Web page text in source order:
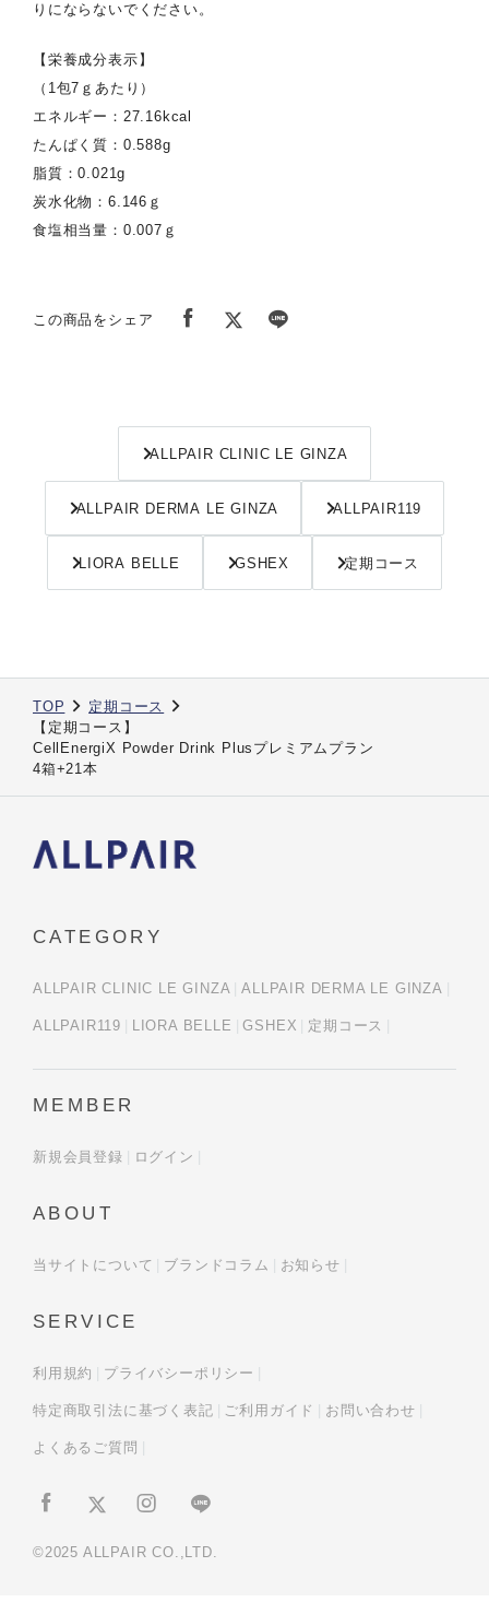
りにならないでください。
【栄養成分表示】
（1包7ｇあたり）
エネルギー：27.16kcal
たんぱく質：0.588g
脂質：0.021g
炭水化物：6.146ｇ
食塩相当量：0.007ｇ
この商品をシェア
ALLPAIR CLINIC LE GINZA
ALLPAIR DERMA LE GINZA ALLPAIR119
LIORA BELLE GSHEX 定期コース
TOP
定期コース
【定期コース】
CellEnergiX Powder Drink Plusプレミアムプラン
4箱+21本
CATEGORY
ALLPAIR CLINIC LE GINZA ALLPAIR DERMA LE GINZA
ALLPAIR119 LIORA BELLE GSHEX 定期コース
MEMBER
新規会員登録 ログイン
ABOUT
当サイトについて ブランドコラム お知らせ
SERVICE
利用規約 プライバシーポリシー
特定商取引法に基づく表記 ご利用ガイド お問い合わせ
よくあるご質問
©2025 ALLPAIR CO.,LTD.